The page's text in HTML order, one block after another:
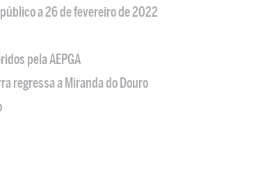
a 26 de fevereiro de 2022
pela AEPGA
regressa a Miranda do Douro